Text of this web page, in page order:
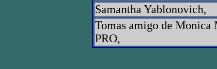
Samantha Yablonovich,
Tomas amigo de Monica
PRO,